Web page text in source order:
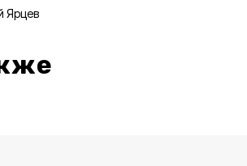
Ярцев